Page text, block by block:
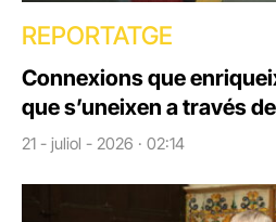
REPORTATGE
Connexions que
que s’uneixen a través
21 - juliol - 2026 · 02:14